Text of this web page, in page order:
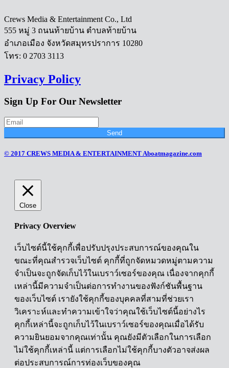
Crews Media & Entertainment Co., Ltd
555 หมู่ 3 ถนนท้ายบ้าน ตำบลท้ายบ้าน
อำเภอเมือง จังหวัดสมุทรปราการ 10280
โทร: 0 2703 3113
Privacy Policy
Sign Up For Our Newsletter
Send
© 2017 CREWS MEDIA & ENTERTAINMENT Aboatmagazine.com
Close
Privacy Overview
เว็บไซต์นี้ใช้คุกกี้เพื่อปรับปรุงประสบการณ์ของคุณใน
ขณะที่คุณสำรวจเว็บไซต์ คุกกี้ที่ถูกจัดหมวดหมู่ตามความ
จำเป็นจะถูกจัดเก็บไว้ในเบราว์เซอร์ของคุณ เนื่องจากคุกกี้
เหล่านี้มีความจำเป็นต่อการทำงานของฟังก์ชันพื้นฐาน
ของเว็บไซต์ เรายังใช้คุกกี้ของบุคคลที่สามที่ช่วยเรา
วิเคราะห์และทำความเข้าใจว่าคุณใช้เว็บไซต์นี้อย่างไร
คุกกี้เหล่านี้จะถูกเก็บไว้ในเบราว์เซอร์ของคุณเมื่อได้รับ
ความยินยอมจากคุณเท่านั้น คุณยังมีตัวเลือกในการเลือก
ไม่ใช้คุกกี้เหล่านี้ แต่การเลือกไม่ใช้คุกกี้บางตัวอาจส่งผล
ต่อประสบการณ์การท่องเว็บของคุณ